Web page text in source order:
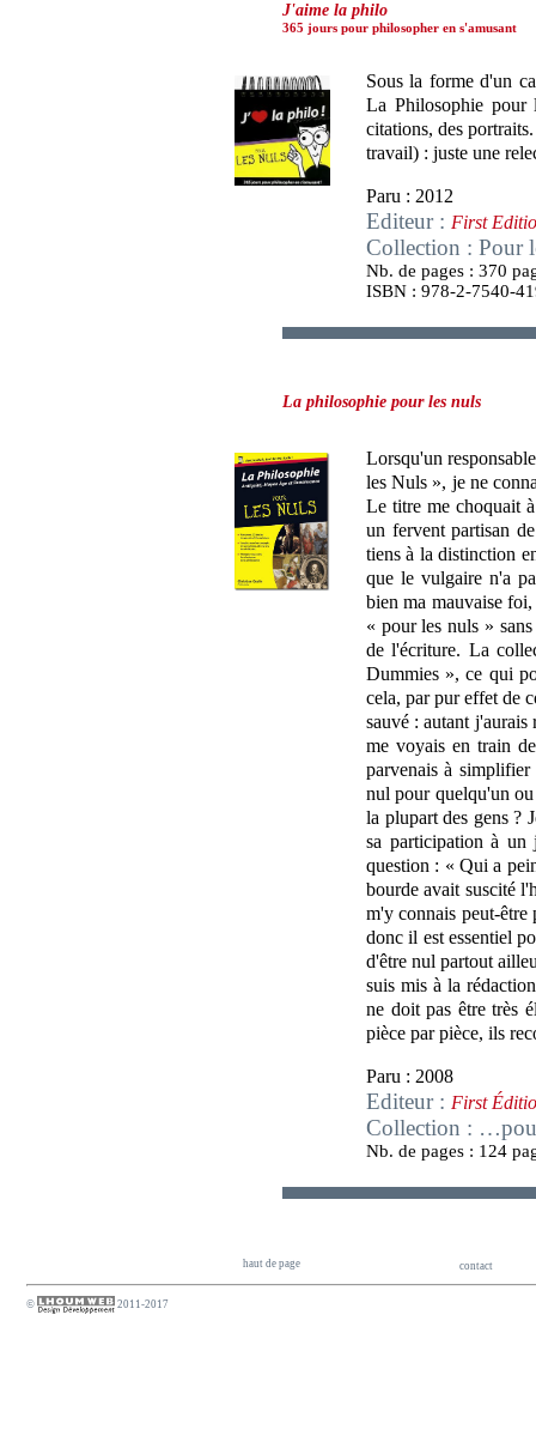
J'aime la philo
365 jours pour philosopher en s'amusant
Sous la forme d'un
La Philosophie pour
citations, des
travail) : juste une
Paru : 2012
Editeur : First
Collection : Pour
Nb. de pages : 370
ISBN : 978-2-7540-
La philosophie pour les nuls
Lorsqu'un
les Nuls », je ne
Le titre me choquait
un fervent partisan
tiens à la distinction
que le vulgaire n'a
bien ma mauvaise
« pour les nuls »
de l'écriture. La
Dummies », ce qui
cela, par pur effet de
sauvé : autant
me voyais en train
parvenais à
nul pour quelqu'un
la plupart des gens ?
sa participation à
question : « Qui a
bourde avait suscité
m'y connais peut-être
donc il est essentiel
d'être nul partout
suis mis à la
ne doit pas être très
pièce par pièce, ils
Paru : 2008
Editeur : First
Collection :
Nb. de pages : 124
haut de page contact
© 2011-2017